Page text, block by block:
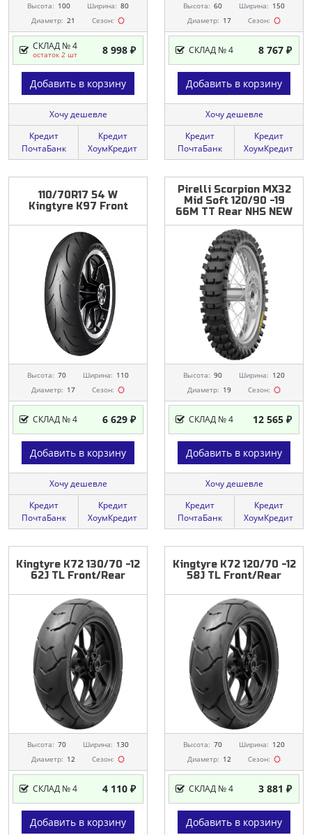
Высота: 100 Ширина: 80
Диаметр: 21 Сезон:
СКЛАД № 4
остаток 2 шт 8 998 ₽
Добавить в корзину
Хочу дешевле
Кредит
ПочтаБанк
Кредит
ХоумКредит
Высота: 60 Ширина: 150
Диаметр: 17 Сезон:
СКЛАД № 4 8 767 ₽
Добавить в корзину
Хочу дешевле
Кредит
ПочтаБанк
Кредит
ХоумКредит
110/70R17 54 W
Kingtyre K97 Front
Высота: 70 Ширина: 110
Диаметр: 17 Сезон:
СКЛАД № 4 6 629 ₽
Добавить в корзину
Хочу дешевле
Кредит
ПочтаБанк
Кредит
ХоумКредит
Pirelli Scorpion MX32
Mid Soft 120/90 -19
66M TT Rear NHS NEW
Высота: 90 Ширина: 120
Диаметр: 19 Сезон:
СКЛАД № 4 12 565 ₽
Добавить в корзину
Хочу дешевле
Кредит
ПочтаБанк
Кредит
ХоумКредит
Kingtyre K72 130/70 -12
62J TL Front/Rear
Высота: 70 Ширина: 130
Диаметр: 12 Сезон:
СКЛАД № 4 4 110 ₽
Добавить в корзину
Kingtyre K72 120/70 -12
58J TL Front/Rear
Высота: 70 Ширина: 120
Диаметр: 12 Сезон:
СКЛАД № 4 3 881 ₽
Добавить в корзину